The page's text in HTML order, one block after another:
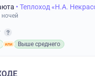
• Теплоход «Н.А.
ночей
Выше среднего